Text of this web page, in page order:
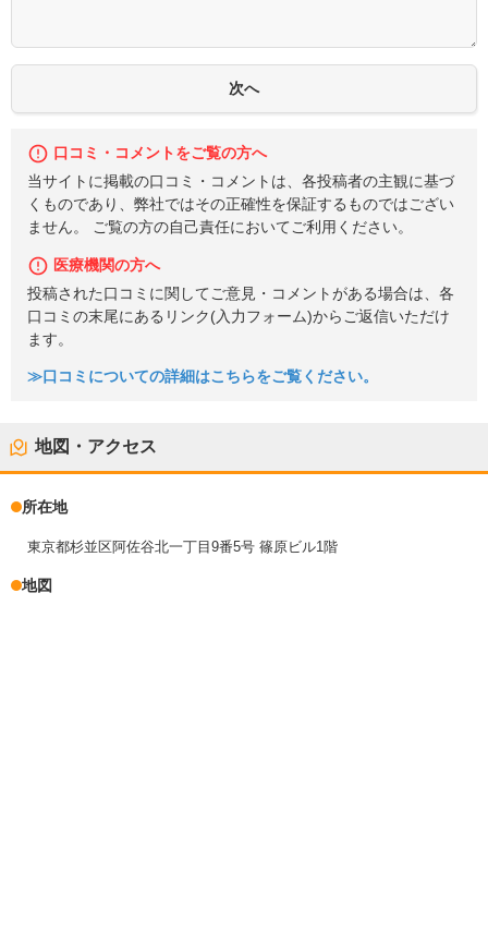
口コミ・コメントをご覧の方へ
当サイトに掲載の口コミ・コメントは、各投稿者の主観に基づ
くものであり、弊社ではその正確性を保証するものではござい
ません。 ご覧の方の自己責任においてご利用ください。
医療機関の方へ
投稿された口コミに関してご意見・コメントがある場合は、各
口コミの末尾にあるリンク(入力フォーム)からご返信いただけ
ます。
≫口コミについての詳細はこちらをご覧ください。
地図・アクセス
所在地
東京都杉並区阿佐谷北一丁目9番5号 篠原ビル1階
地図